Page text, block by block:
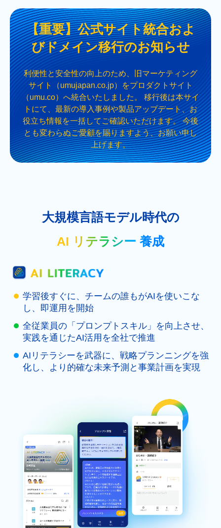
【重要】公式サイト統合およ
びドメイン移行のお知らせ
利便性と安全性の向上のため、旧マーケティング
サイト（umujapan.co.jp）をプロダクトサイト
（umu.co）へ統合いたしました。 移行後は本サイ
トにて、最新の導入事例や製品アップデート、お
役立ち情報を一括してご確認いただけます。 今後
とも変わらぬご愛顧を賜りますよう、お願い申し
上げます。
大規模言語モデル時代の
AI リテラシー 養成
学習後すぐに、チームの誰もがAIを使いこな
し、即運用を開始
全従業員の「プロンプトスキル」を向上させ、
実践を通じたAI活用を全社で推進
AIリテラシーを武器に、戦略プランニングを強
化し、より的確な未来予測と事業計画を実現